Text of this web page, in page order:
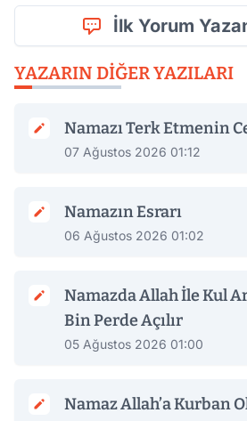
İlk Yorum
YAZARIN DIĞER YAZILARI
Namazı Terk Etmenin
07 Ağustos 2026 01:12
Namazın Esrarı
06 Ağustos 2026 01:02
Namazda Allah İle Kul
Bin Perde Açılır
05 Ağustos 2026 01:00
Namaz Allah’a Kurban